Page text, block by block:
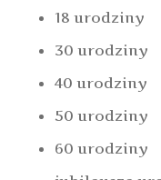
18 urodziny
30 urodziny
40 urodziny
50 urodziny
60 urodziny